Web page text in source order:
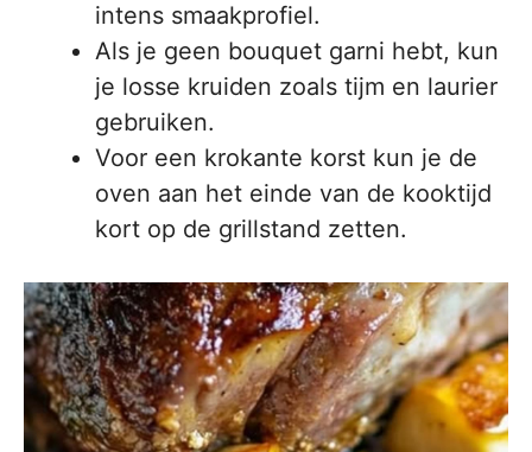
intens smaakprofiel.
Als je geen bouquet garni hebt, kun
je losse kruiden zoals tijm en laurier
gebruiken.
Voor een krokante korst kun je de
oven aan het einde van de kooktijd
kort op de grillstand zetten.